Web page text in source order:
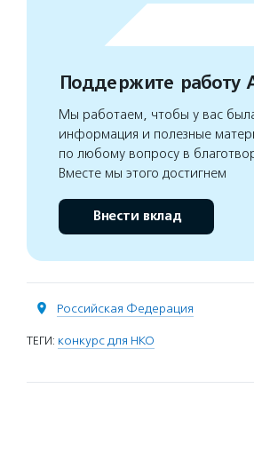
Поддержите работу
Мы работаем, чтобы у вас была
информация и полезные
по любому вопросу в
Вместе мы этого достигнем
Внести вклад
Российская Федерация
ТЕГИ: конкурс для НКО